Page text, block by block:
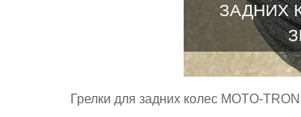
ЗАДНИХ
Грелки для задних колес MOTO-